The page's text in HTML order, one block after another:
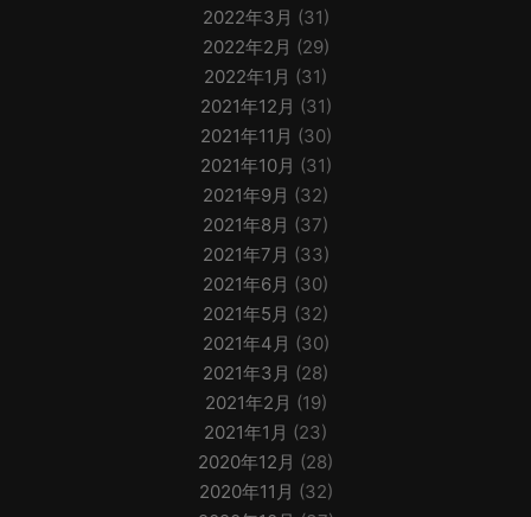
2022年3月 (31)
2022年2月 (29)
2022年1月 (31)
2021年12月 (31)
2021年11月 (30)
2021年10月 (31)
2021年9月 (32)
2021年8月 (37)
2021年7月 (33)
2021年6月 (30)
2021年5月 (32)
2021年4月 (30)
2021年3月 (28)
2021年2月 (19)
2021年1月 (23)
2020年12月 (28)
2020年11月 (32)